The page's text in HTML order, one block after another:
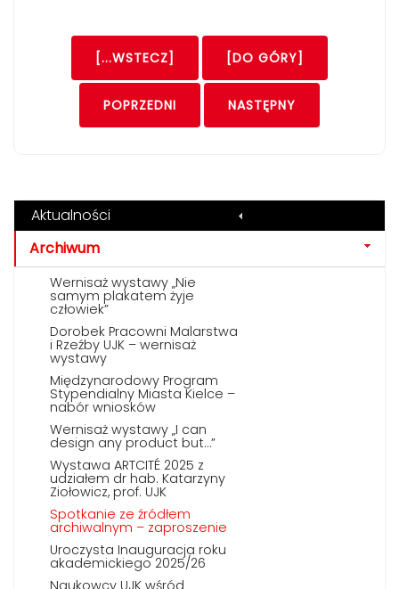
[...WSTECZ] [DO GÓRY]
POPRZEDNI NASTĘPNY
Aktualności
Archiwum
Wernisaż wystawy „Nie
samym plakatem żyje
człowiek”
Dorobek Pracowni Malarstwa
i Rzeźby UJK – wernisaż
wystawy
Międzynarodowy Program
Stypendialny Miasta Kielce –
nabór wniosków
Wernisaż wystawy „I can
design any product but…”
Wystawa ARTCITÉ 2025 z
udziałem dr hab. Katarzyny
Ziołowicz, prof. UJK
Spotkanie ze źródłem
archiwalnym – zaproszenie
Uroczysta Inauguracja roku
akademickiego 2025/26
Naukowcy UJK wśród